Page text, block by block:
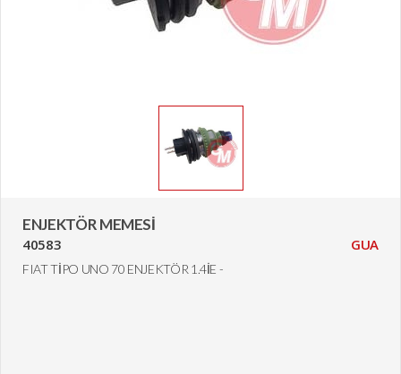
ENJEKTÖR MEMESİ
40583 GUA
FIAT TİPO UNO 70 ENJEKTÖR 1.4İE -